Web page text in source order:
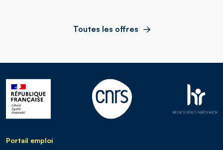
Toutes les offres
Portail emploi